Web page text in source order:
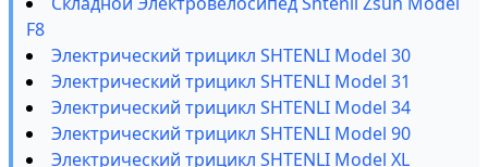
F8
Электрический трицикл SHTENLI Model 30
Электрический трицикл SHTENLI Model 31
Электрический трицикл SHTENLI Model 34
Электрический трицикл SHTENLI Model 90
Электрический трицикл SHTENLI Model XL